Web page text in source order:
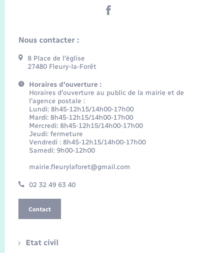
Nous contacter :
8 Place de l’église
27480 Fleury-la-Forêt
Horaires d'ouverture :
Horaires d’ouverture au public de la mairie et de
l’agence postale :
Lundi: 8h45-12h15/14h00-17h00
Mardi: 8h45-12h15/14h00-17h00
Mercredi: 8h45-12h15/14h00-17h00
Jeudi: fermeture
Vendredi : 8h45-12h15/14h00-17h00
Samedi: 9h00-12h00
mairie.fleurylaforet@gmail.com
02 32 49 63 40
Contact
Etat civil